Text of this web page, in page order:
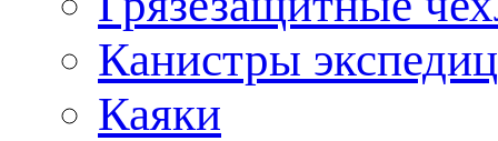
Канистры
Каяки